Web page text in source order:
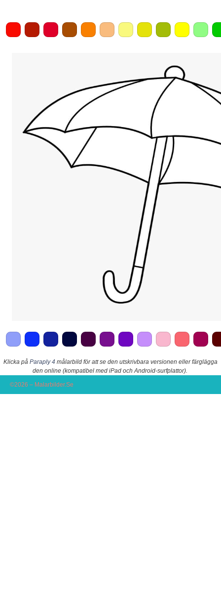
Klicka på Paraply 4 målarbild för att se den utskrivbara versionen eller färglägga
den online (kompatibel med iPad och Android-surfplattor).
©2026 – Malarbilder.Se